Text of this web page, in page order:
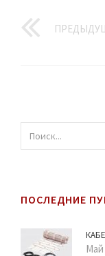
ПОСЛЕДНИЕ
Май